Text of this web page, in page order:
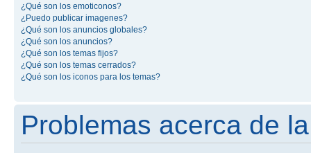
¿Qué son los emoticonos?
¿Puedo publicar imagenes?
¿Qué son los anuncios globales?
¿Qué son los anuncios?
¿Qué son los temas fijos?
¿Qué son los temas cerrados?
¿Qué son los iconos para los temas?
Problemas acerca de